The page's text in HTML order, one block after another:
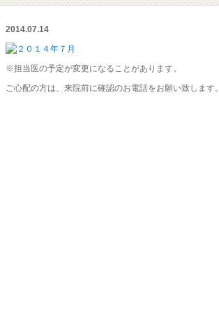
2014.07.14
※担当医の予定が変更になることがあります。
ご心配の方は、来院前に確認のお電話をお願い致します。